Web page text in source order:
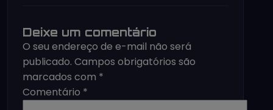
Deixe um comentário
O seu endereço de e-mail não será
publicado. Campos obrigatórios são
marcados com *
Comentário *